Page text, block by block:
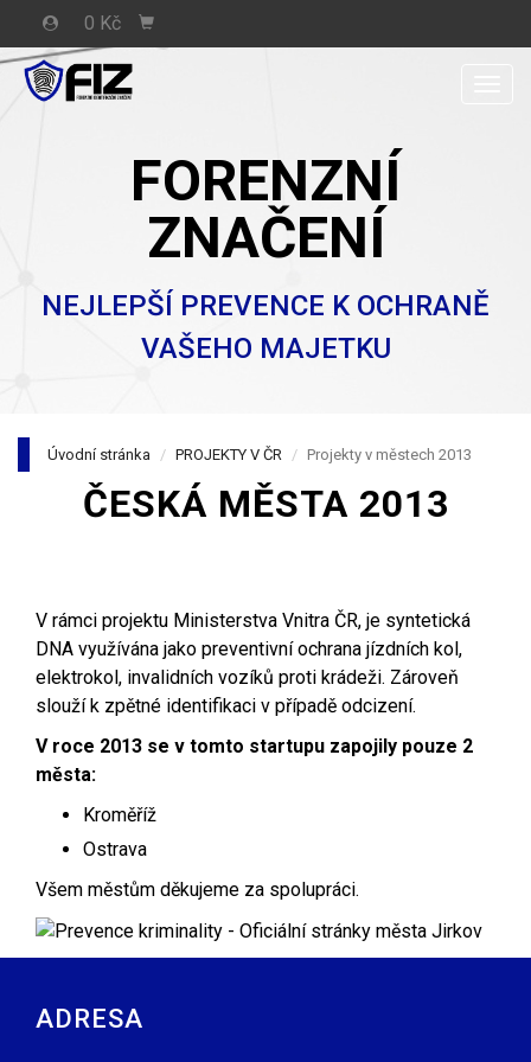
0 Kč
FORENZNÍ
ZNAČENÍ
NEJLEPŠÍ PREVENCE K OCHRANĚ
VAŠEHO MAJETKU
Úvodní stránka PROJEKTY V ČR Projekty v městech 2013
ČESKÁ MĚSTA 2013
V rámci projektu Ministerstva Vnitra ČR, je syntetická
DNA využívána jako preventivní ochrana jízdních kol,
elektrokol, invalidních vozíků proti krádeži. Zároveň
slouží k zpětné identifikaci v případě odcizení.
V roce 2013 se v tomto startupu zapojily pouze 2
města:
Kroměříž
Ostrava
Všem městům děkujeme za spolupráci.
ADRESA